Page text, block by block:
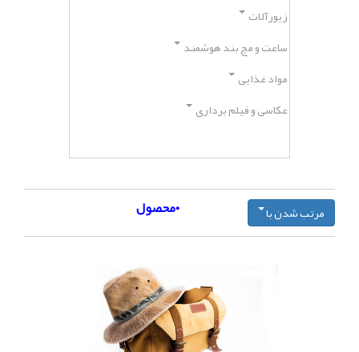
زیورآلات
ساعت و مچ بند هوشمند
مواد غذایی
عکاسی و فیلم برداری
مرتب شدن با ۰محصول